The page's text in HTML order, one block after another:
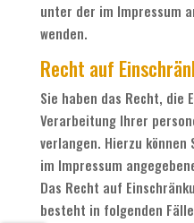
unter der im Impressum
wenden.
Recht auf
Sie haben das Recht, die
Verarbeitung Ihrer
verlangen. Hierzu
im Impressum
Das Recht auf
besteht in folgenden